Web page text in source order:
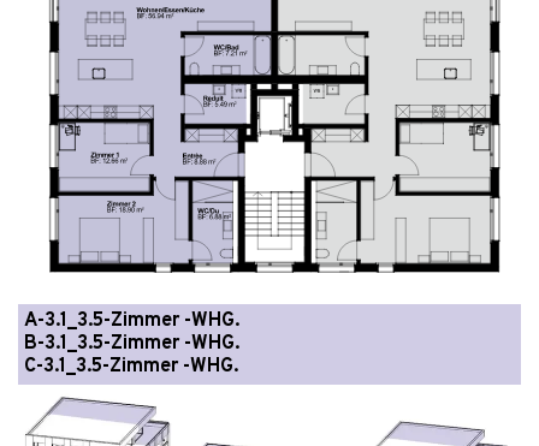
A-3.1_3.5-Zimmer -WHG.
B-3.1_3.5-Zimmer -WHG.
C-3.1_3.5-Zimmer -WHG.